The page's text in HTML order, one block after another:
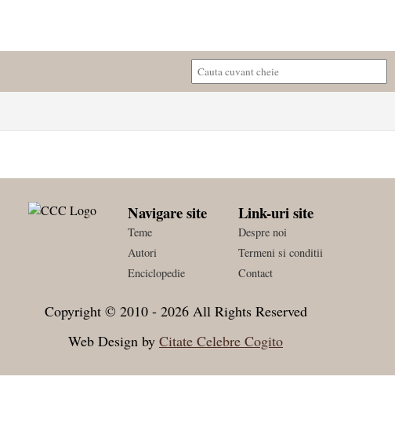
Navigare site
Teme
Autori
Enciclopedie
Link-uri site
Despre noi
Termeni si conditii
Contact
Copyright © 2010 - 2026 All Rights Reserved
Web Design by Citate Celebre Cogito